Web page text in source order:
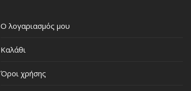
Ο λογαριασμός μου
Καλάθι
Όροι χρήσης